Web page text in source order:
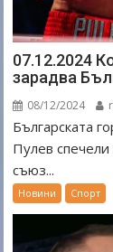
07.12.2024
зарадва
08/12/2024
Българската
Пулев спечели
съюз...
Новини Спорт